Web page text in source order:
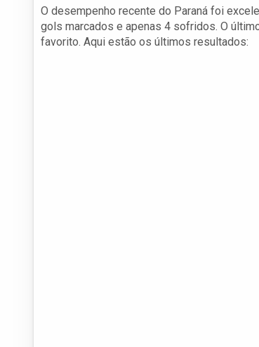
O desempenho recente do Paraná foi
gols marcados e apenas 4 sofridos. O
favorito. Aqui estão os últimos resultados: